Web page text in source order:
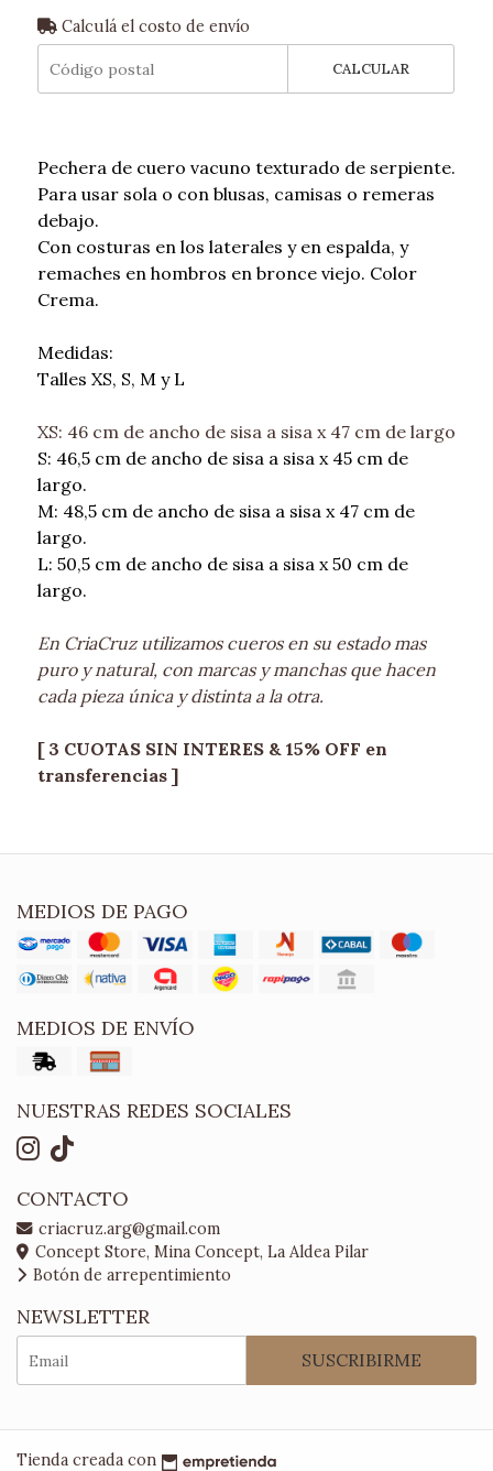
Calculá el costo de envío
CALCULAR
Pechera de cuero vacuno texturado de serpiente.
Para usar sola o con blusas, camisas o remeras
debajo.
Con costuras en los laterales y en espalda, y
remaches en hombros en bronce viejo. Color
Crema.
Medidas:
Talles XS, S, M y L
XS: 46 cm de ancho de sisa a sisa x 47 cm de largo
S: 46,5 cm de ancho de sisa a sisa x 45 cm de
largo.
M: 48,5 cm de ancho de sisa a sisa x 47 cm de
largo.
L: 50,5 cm de ancho de sisa a sisa x 50 cm de
largo.
En CriaCruz utilizamos cueros en su estado mas
puro y natural, con marcas y manchas que hacen
cada pieza única y distinta a la otra.
[ 3 CUOTAS SIN INTERES & 15% OFF en
transferencias ]
MEDIOS DE PAGO
MEDIOS DE ENVÍO
NUESTRAS REDES SOCIALES
CONTACTO
criacruz.arg@gmail.com
Concept Store, Mina Concept, La Aldea Pilar
Botón de arrepentimiento
NEWSLETTER
SUSCRIBIRME
Tienda creada con